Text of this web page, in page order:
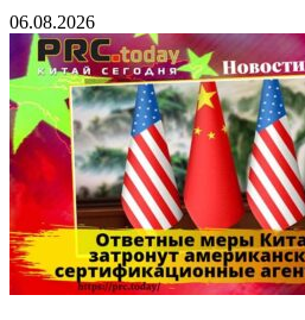
06.08.2026